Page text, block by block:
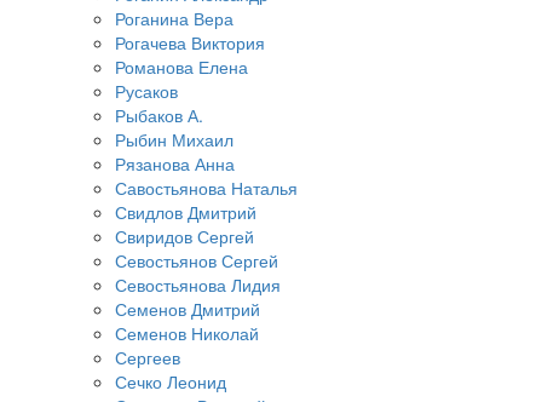
Роганина Вера
Рогачева Виктория
Романова Елена
Русаков
Рыбаков А.
Рыбин Михаил
Рязанова Анна
Савостьянова Наталья
Свидлов Дмитрий
Свиридов Сергей
Севостьянов Сергей
Севостьянова Лидия
Семенов Дмитрий
Семенов Николай
Сергеев
Сечко Леонид